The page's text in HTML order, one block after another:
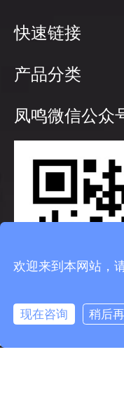
快速链接
产品分类
凤鸣微信公众
欢迎来到本网站，
现在咨询 稍后